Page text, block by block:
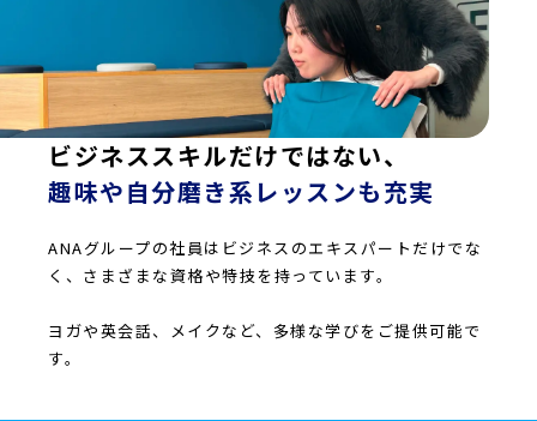
ビジネススキルだけではない、
趣味や自分磨き系レッスンも充実
ANAグループの社員はビジネスのエキスパートだけでな
く、さまざまな資格や特技を持っています。
ヨガや英会話、メイクなど、多様な学びをご提供可能で
す。